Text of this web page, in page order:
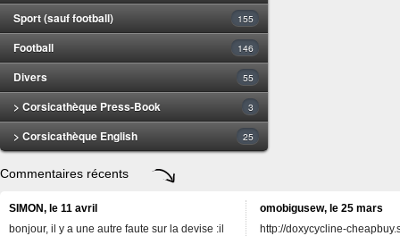
Sport (sauf football) 155
Football 146
Divers 55
> Corsicathèque Press-Book 3
> Corsicathèque English 25
Commentaires récents
SIMON, le 11 avril
bonjour, il y a une autre faute sur la devise :il
omobigusew, le 25 mars
http://doxycycline-